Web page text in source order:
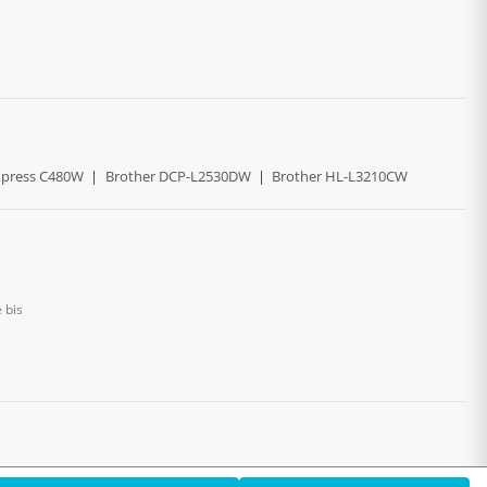
C480W | Brother DCP-L2530DW | Brother HL-L3210CW
bis